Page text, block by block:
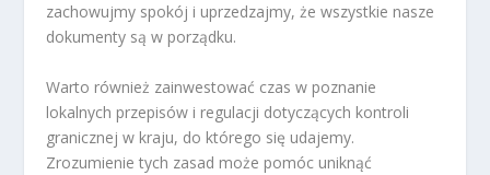
zachowujmy spokój i uprzedzajmy, że wszystkie nasze
dokumenty są w porządku.
Warto również zainwestować czas w poznanie
lokalnych przepisów i regulacji dotyczących kontroli
granicznej w kraju, do którego się udajemy.
Zrozumienie tych zasad może pomóc uniknąć